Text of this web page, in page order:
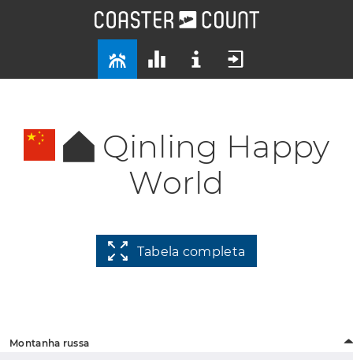
Qinling Happy
World
Tabela completa
Montanha russa